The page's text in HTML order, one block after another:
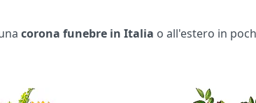
corona funebre in Italia o all'estero in